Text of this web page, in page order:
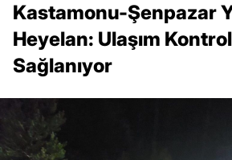
Kastamonu-Şenpazar
Heyelan: Ulaşım
Sağlanıyor